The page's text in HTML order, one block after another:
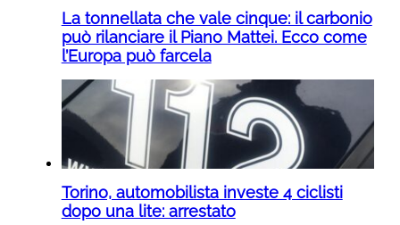
La tonnellata che vale cinque: il carbonio
può rilanciare il Piano Mattei. Ecco come
l’Europa può farcela
Torino, automobilista investe 4 ciclisti
dopo una lite: arrestato